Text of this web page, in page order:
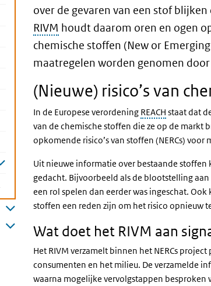
(Actieve pagina)
over de gevaren van een stof
RIVM houdt daarom oren en ogen
chemische stoffen (New or
maatregelen worden genomen
(Nieuwe) risico’s van
In de Europese verordening REACH staat dat
van de chemische stoffen die ze op de markt
opkomende risico’s van stoffen (NERCs) voor
Uit nieuwe informatie over bestaande stoffen
gedacht. Bijvoorbeeld als de blootstelling
een rol spelen dan eerder was ingeschat.
stoffen een reden zijn om het risico opnieuw
Wat doet het RIVM aan
Het RIVM verzamelt binnen het NERCs
consumenten en het milieu. De verzamelde
waarna mogelijke vervolgstappen